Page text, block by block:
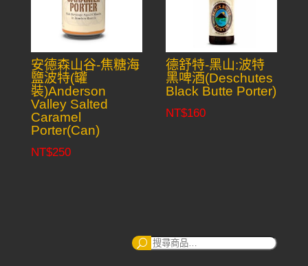
安德森山谷-焦糖海
鹽波特(罐
裝)Anderson
Valley Salted
Caramel
Porter(Can)
NT$250
德舒特-黑山:波特
黑啤酒(Deschutes
Black Butte Porter)
NT$160
搜